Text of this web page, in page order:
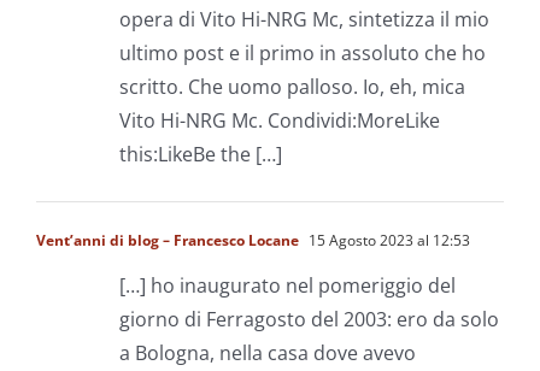
opera di Vito Hi-NRG Mc, sintetizza il mio
ultimo post e il primo in assoluto che ho
scritto. Che uomo palloso. Io, eh, mica
Vito Hi-NRG Mc. Condividi:MoreLike
this:LikeBe the […]
Vent’anni di blog – Francesco Locane 15 Agosto 2023 al 12:53
[…] ho inaugurato nel pomeriggio del
giorno di Ferragosto del 2003: ero da solo
a Bologna, nella casa dove avevo